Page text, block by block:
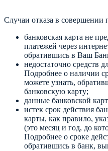
Случаи отказа в совершении
банковская карта не
платежей через
обратившись в Ваш
недостаточно средств
Подробнее о наличии
можете узнать,
банковскую карту;
данные банковской
истек срок действия
карты, как правило,
(это месяц и год, до
Подробнее о сроке
обратившись в банк,